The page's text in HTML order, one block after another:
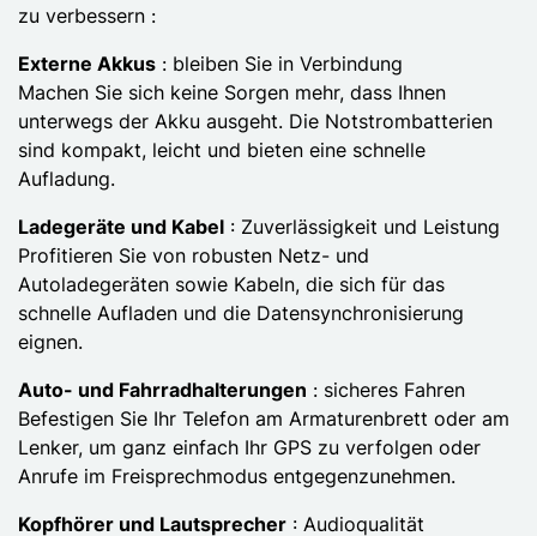
zu verbessern :
Externe Akkus : bleiben Sie in Verbindung
Machen Sie sich keine Sorgen mehr, dass Ihnen
unterwegs der Akku ausgeht. Die Notstrombatterien
sind kompakt, leicht und bieten eine schnelle
Aufladung.
Ladegeräte und Kabel : Zuverlässigkeit und Leistung
Profitieren Sie von robusten Netz- und
Autoladegeräten sowie Kabeln, die sich für das
schnelle Aufladen und die Datensynchronisierung
eignen.
Auto- und Fahrradhalterungen : sicheres Fahren
Befestigen Sie Ihr Telefon am Armaturenbrett oder am
Lenker, um ganz einfach Ihr GPS zu verfolgen oder
Anrufe im Freisprechmodus entgegenzunehmen.
Kopfhörer und Lautsprecher : Audioqualität